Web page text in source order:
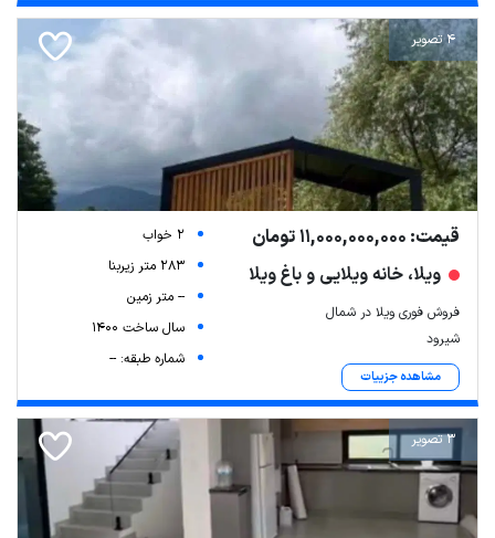
4 تصویر
قیمت: 11,000,000,000 تومان
ویلا، خانه ویلایی و باغ ویلا
فروش فوری ویلا در شمال
شیرود
مشاهده جزییات
2 خواب
283 متر زیربنا
-- متر زمین
سال ساخت 1400
شماره طبقه: --
3 تصویر